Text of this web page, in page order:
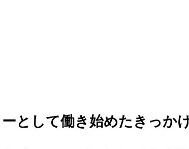
として働き始めたきっか